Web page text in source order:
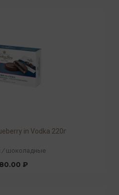
in Vodka 220г
/ шоколадные
₽